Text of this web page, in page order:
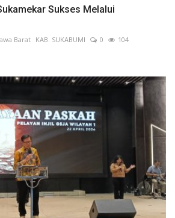
Sukses Melalui
Barat KAB. SUKABUMI 0
104